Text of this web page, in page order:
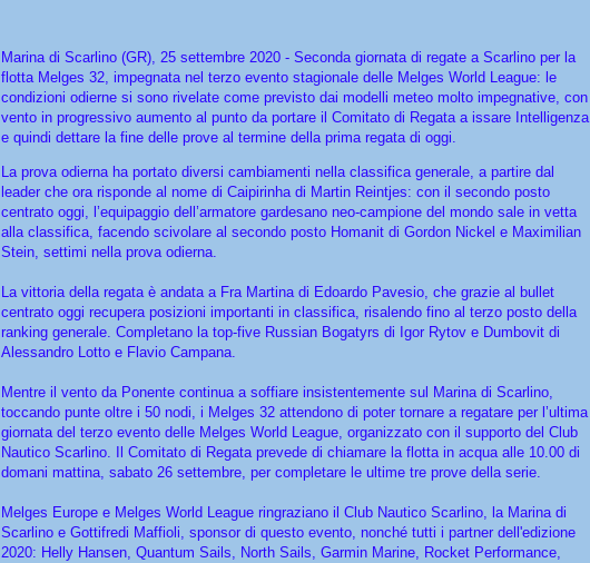
Marina di Scarlino (GR), 25 settembre 2020 - Seconda giornata di regate a Scarlino per la
flotta Melges 32, impegnata nel terzo evento stagionale delle Melges World League: le
condizioni odierne si sono rivelate come previsto dai modelli meteo molto impegnative, con
vento in progressivo aumento al punto da portare il Comitato di Regata a issare Intelligenza
e quindi dettare la fine delle prove al termine della prima regata di oggi.
La prova odierna ha portato diversi cambiamenti nella classifica generale, a partire dal
leader che ora risponde al nome di Caipirinha di Martin Reintjes: con il secondo posto
centrato oggi, l’equipaggio dell’armatore gardesano neo-campione del mondo sale in vetta
alla classifica, facendo scivolare al secondo posto Homanit di Gordon Nickel e Maximilian
Stein, settimi nella prova odierna.
La vittoria della regata è andata a Fra Martina di Edoardo Pavesio, che grazie al bullet
centrato oggi recupera posizioni importanti in classifica, risalendo fino al terzo posto della
ranking generale. Completano la top-five Russian Bogatyrs di Igor Rytov e Dumbovit di
Alessandro Lotto e Flavio Campana.
Mentre il vento da Ponente continua a soffiare insistentemente sul Marina di Scarlino,
toccando punte oltre i 50 nodi, i Melges 32 attendono di poter tornare a regatare per l’ultima
giornata del terzo evento delle Melges World League, organizzato con il supporto del Club
Nautico Scarlino. Il Comitato di Regata prevede di chiamare la flotta in acqua alle 10.00 di
domani mattina, sabato 26 settembre, per completare le ultime tre prove della serie.
Melges Europe e Melges World League ringraziano il Club Nautico Scarlino, la Marina di
Scarlino e Gottifredi Maffioli, sponsor di questo evento, nonché tutti i partner dell'edizione
2020: Helly Hansen, Quantum Sails, North Sails, Garmin Marine, Rocket Performance,